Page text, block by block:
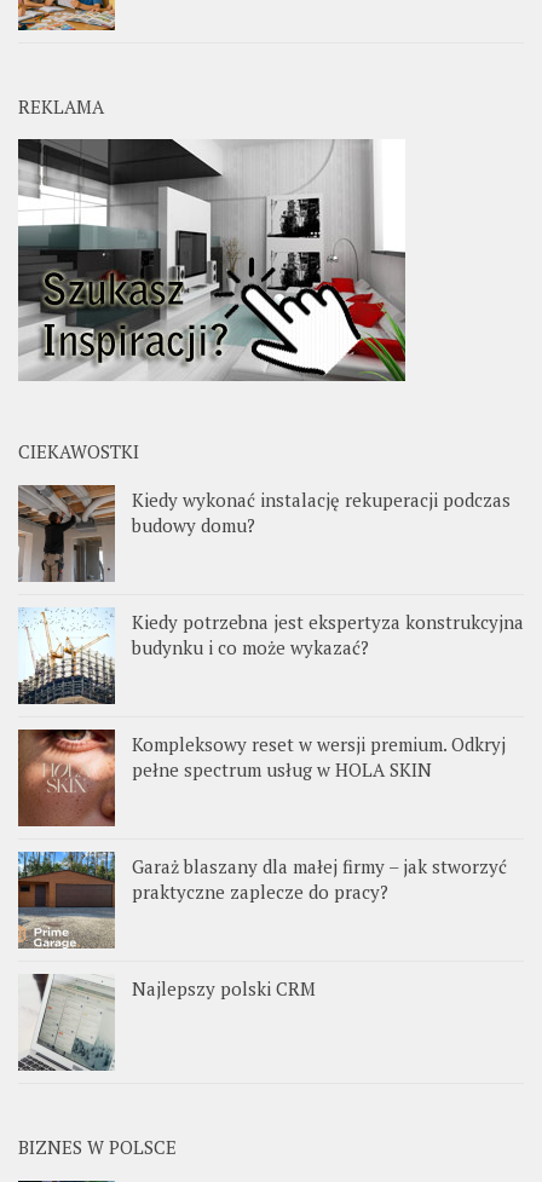
REKLAMA
CIEKAWOSTKI
Kiedy wykonać instalację rekuperacji podczas
budowy domu?
Kiedy potrzebna jest ekspertyza konstrukcyjna
budynku i co może wykazać?
Kompleksowy reset w wersji premium. Odkryj
pełne spectrum usług w HOLA SKIN
Garaż blaszany dla małej firmy – jak stworzyć
praktyczne zaplecze do pracy?
Najlepszy polski CRM
BIZNES W POLSCE